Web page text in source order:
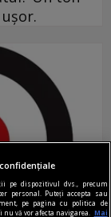
pe dispozitivul dvs., precum
personal. Puteți accepta sau
pe pagina cu politica de
vă vor afecta navigarea.
Mai